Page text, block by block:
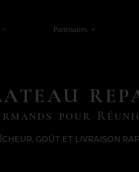
Partenaires
pour
GOÛT ET LIVRAISON